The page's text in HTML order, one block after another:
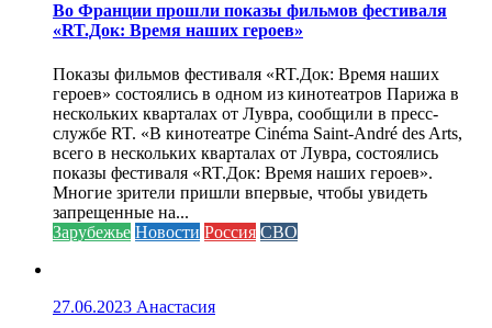
Во Франции прошли показы фильмов фестиваля
«RT.Док: Время наших героев»
Показы фильмов фестиваля «RT.Док: Время наших
героев» состоялись в одном из кинотеатров Парижа в
нескольких кварталах от Лувра, сообщили в пресс-
службе RT. «В кинотеатре Cinéma Saint-André des Arts,
всего в нескольких кварталах от Лувра, состоялись
показы фестиваля «RT.Док: Время наших героев».
Многие зрители пришли впервые, чтобы увидеть
запрещенные на...
Зарубежье Новости Россия СВО
27.06.2023 Анастасия